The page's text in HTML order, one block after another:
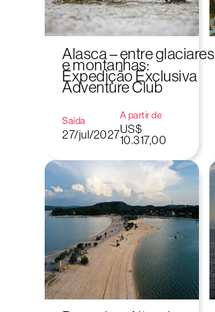
Alasca – entre glaciares
e montanhas:
Expedição Exclusiva
Adventure Club
Saída
27/jul/2027
A partir de
US$
10.317,00